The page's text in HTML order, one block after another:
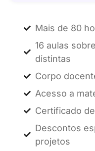
Mais de 80
16 aulas
distintas
Corpo
Acesso a
Certificado
Descontos
projetos